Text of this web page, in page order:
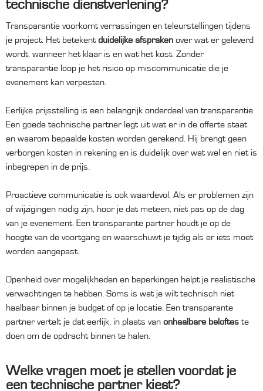
technische dienstverlening?
Transparantie voorkomt verrassingen en teleurstellingen tijdens
je project. Het betekentduidelijke afspraken over wat er geleverd
wordt, wanneer het klaar is en wat het kost. Zonder
transparantie loop je het risico op miscommunicatie die je
evenement kan verpesten.
Eerlijke prijsstelling is een belangrijk onderdeel van transparantie.
Een goede technische partner legt uit wat er in de offerte staat
en waarom bepaalde kosten worden gerekend. Hij brengt geen
verborgen kosten in rekening en is duidelijk over wat wel en niet is
inbegrepen in de prijs.
Proactieve communicatie is ook waardevol. Als er problemen zijn
of wijzigingen nodig zijn, hoor je dat meteen, niet pas op de dag
van je evenement. Een transparante partner houdt je op de
hoogte van de voortgang en waarschuwt je tijdig als er iets moet
worden aangepast.
Openheid over mogelijkheden en beperkingen helpt je realistische
verwachtingen te hebben. Soms is wat je wilt technisch niet
haalbaar binnen je budget of op je locatie. Een transparante
partner vertelt je dat eerlijk, in plaats van onhaalbare beloftes te
doen om de opdracht binnen te halen.
Welke vragen moet je stellen voordat je
een technische partner kiest?